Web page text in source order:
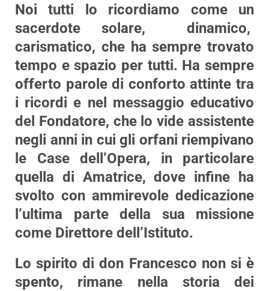
Noi tutti lo ricordiamo come un
sacerdote solare, dinamico,
carismatico, che ha sempre trovato
tempo e spazio per tutti. Ha sempre
offerto parole di conforto attinte tra
i ricordi e nel messaggio educativo
del Fondatore, che lo vide assistente
negli anni in cui gli orfani riempivano
le Case dell’Opera, in particolare
quella di Amatrice, dove infine ha
svolto con ammirevole dedicazione
l’ultima parte della sua missione
come Direttore dell’Istituto.
Lo spirito di don Francesco non si è
spento, rimane nella storia dei